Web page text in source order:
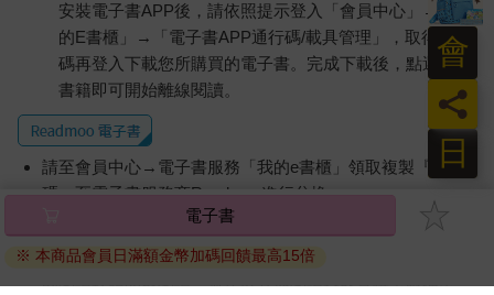
安裝電子書APP後，請依照提示登入「會員中心」→「我
的E書櫃」→「電子書APP通行碼/載具管理」，取得通行
碼再登入下載您所購買的電子書。完成下載後，點選任一
書籍即可開始離線閱讀。
請至會員中心→電子書服務「我的e書櫃」領取複製『兌換
碼』至電子書服務商Readmoo進行兌換。
因版權保護，您在金石堂所購買的電子書僅能以金石堂專屬
的閱讀軟體開啟閱讀，無法以其他閱讀器或直接下載檔案。
電子書
※ 本商品會員日滿額金幣加碼回饋最高15倍
日
員
會